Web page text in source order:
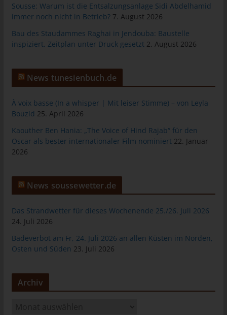
Sousse: Warum ist die Entsalzungsanlage Sidi Abdelhamid
immer noch nicht in Betrieb? 7. August 2026
Bau des Staudammes Raghai in Jendouba: Baustelle
inspiziert, Zeitplan unter Druck gesetzt 2. August 2026
News tunesienbuch.de
À voix basse (In a whisper | Mit leiser Stimme) – von Leyla
Bouzid 25. April 2026
Kaouther Ben Hania: „The Voice of Hind Rajab“ für den
Oscar als bester internationaler Film nominiert 22. Januar
2026
News soussewetter.de
Das Strandwetter für dieses Wochenende 25./26. Juli 2026
24. Juli 2026
Badeverbot am Fr, 24. Juli 2026 an allen Küsten im Norden,
Osten und Süden 23. Juli 2026
Archiv
Textdateien, welche über einen Internetbrowser auf einem
Computersystem abgelegt und gespeichert werden.
Zahlreiche Internetseiten und Server verwenden Cookies. Viele
Cookies enthalten eine sogenannte Cookie-ID. Eine Cookie-ID
konkreten Internetbrowser zugeordnet werden können, in dem
das Cookie gespeichert wurde. Dies ermöglicht es den
besuchten Internetseiten und Servern, den individuellen
Browser der betroffenen Person von anderen Internetbrowsern,
Internetbrowser kann über die eindeutige Cookie-ID
wiedererkannt und identifiziert werden.
die Cookie-Setzung nicht möglich wären.
auf unserer Internetseite im Sinne des Benutzers optimiert
werden. Cookies ermöglichen uns, wie bereits erwähnt, die
Wiedererkennung ist es, den Nutzern die Verwendung unserer
Internetseite zu erleichtern. Der Benutzer einer Internetseite, die
Besuch der Internetseite erneut seine Zugangsdaten eingeben,
weil dies von der Internetseite und dem auf dem